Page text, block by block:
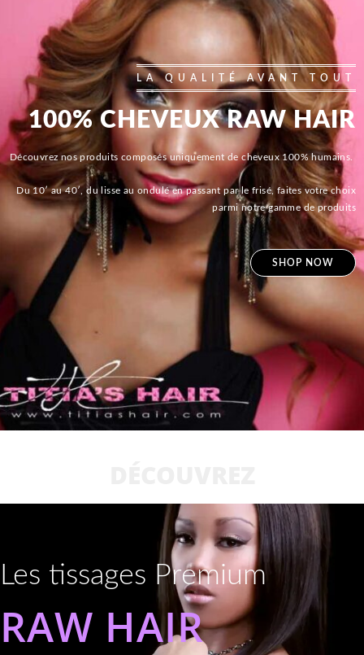
LA QUALITÉ AVANT TOUT
100% CHEVEUX RAW HAIR
Découvrez nos produits composés uniquement de cheveux 100% humains.
Du 10′ au 40′, du lisse au ondulé en passant par le frisé, faites votre choix
parmi notre gamme de produits
SHOP NOW
Les tissages Premium
RAW HAIR